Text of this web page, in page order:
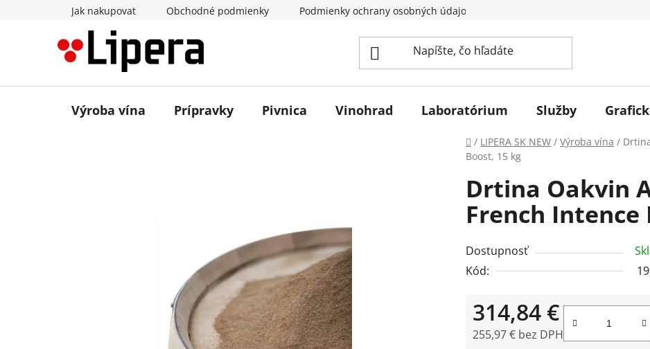
Jak nakupovat Obchodné podmienky Podmienky ochrany osobných údajov
Výroba vína Prípravky Pivnica Vinohrad Laboratórium Služby
Domov
/ LIPERA SK NEW / Výroba vína /
Boost, 15 kg
Drtina Oakvin
French Intence
Dostupnosť
Kód:
314,84 €
255,97 € bez DPH